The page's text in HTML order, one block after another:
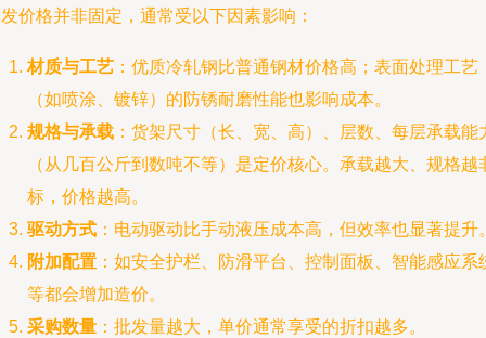
价格并非固定，通常受以下因素影响：
材质与工艺 ：优质冷轧钢比普通钢材价格高；表面处理工艺
（如喷涂、镀锌）的防锈耐磨性能也影响成本。
规格与承载 ：货架尺寸（长、宽、高）、层数、每层承载能
（从几百公斤到数吨不等）是定价核心。承载越大、规格越
标，价格越高。
驱动方式 ：电动驱动比手动液压成本高，但效率也显著提升
附加配置 ：如安全护栏、防滑平台、控制面板、智能感应系
等都会增加造价。
采购数量 ：批发量越大，单价通常享受的折扣越多。